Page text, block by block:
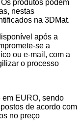
produtos podem
nestas
na 3DMat.
após a
se a
ou e-mail, com a
o processo
em EURO, sendo
de acordo com
no preço